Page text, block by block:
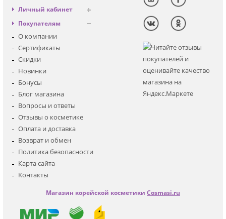
Антивозрастная
Декоративная
Для глаз
Для тела
Наборы
Детская
Личный кабинет
Вход
Регистрация
Покупателям
О компании
Сертификаты
Скидки
Новинки
Бонусы
Блог магазина
Вопросы и ответы
Отзывы о косметике
Оплата и доставка
Возврат и обмен
Политика безопасности
Карта сайта
Контакты
Магазин корейской косметики Cosmasi.ru